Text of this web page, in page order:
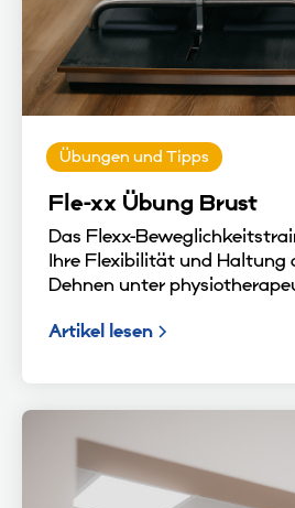
Übungen und Tipps
Fle-xx Übung Brust
Das Flexx-
Ihre Flexibilität und Haltung
Dehnen unter
abgestimmt.
Artikel lesen